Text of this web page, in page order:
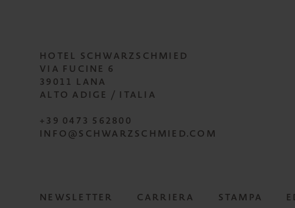
HOTEL SCHWARZSCHMIED
VIA FUCINE 6
39011 LANA
ALTO ADIGE / ITALIA
+39 0473 562800
INFO@SCHWARZSCHMIED.COM
NEWSLETTER CARRIERA STAMPA